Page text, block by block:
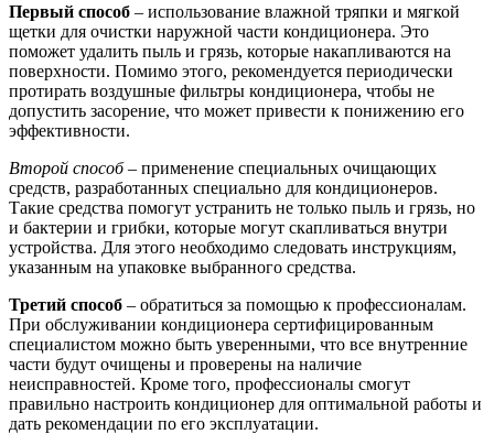
Первый способ – использование влажной тряпки и мягкой
щетки для очистки наружной части кондиционера. Это
поможет удалить пыль и грязь, которые накапливаются на
поверхности. Помимо этого, рекомендуется периодически
протирать воздушные фильтры кондиционера, чтобы не
допустить засорение, что может привести к понижению его
эффективности.
Второй способ– применение специальных очищающих
средств, разработанных специально для кондиционеров.
Такие средства помогут устранить не только пыль и грязь, но
и бактерии и грибки, которые могут скапливаться внутри
устройства. Для этого необходимо следовать инструкциям,
указанным на упаковке выбранного средства.
Третий способ – обратиться за помощью к профессионалам.
При обслуживании кондиционера сертифицированным
специалистом можно быть уверенными, что все внутренние
части будут очищены и проверены на наличие
неисправностей. Кроме того, профессионалы смогут
правильно настроить кондиционер для оптимальной работы и
дать рекомендации по его эксплуатации.